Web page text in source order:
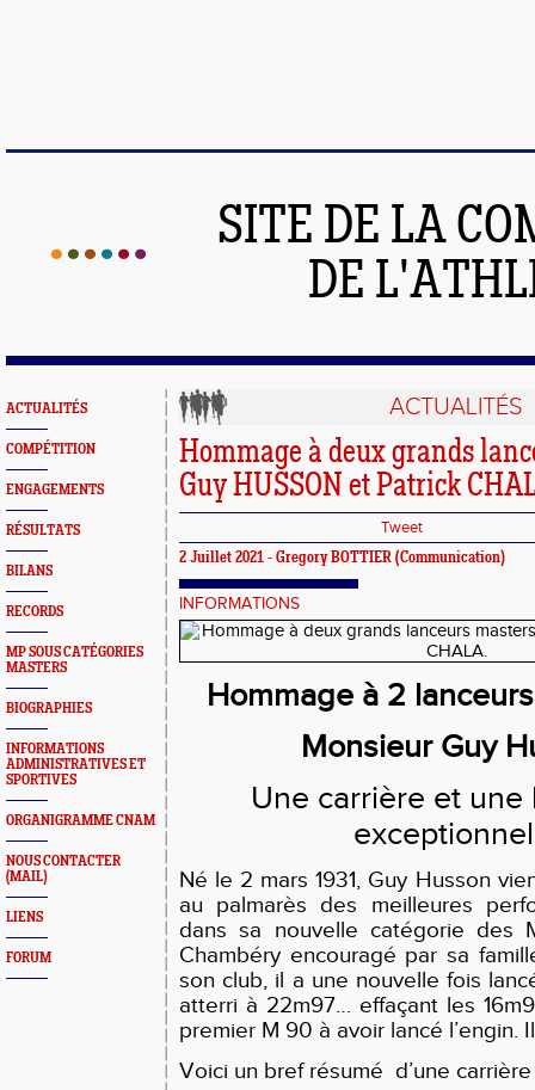
SITE DE LA
DE
ACTUALITÉS
COMPÉTITION
ENGAGEMENTS
RÉSULTATS
BILANS
RECORDS
MP SOUS CATÉGORIES
MASTERS
BIOGRAPHIES
INFORMATIONS
ADMINISTRATIVES ET
SPORTIVES
ORGANIGRAMME CNAM
NOUS CONTACTER
(MAIL)
LIENS
FORUM
ACTUALITÉS
Hommage à deux grands
Guy HUSSON et Patrick
Tweet
2 Juillet 2021 - Gregory BOTTIER (Communication)
INFORMATIONS
Hommage à 2
Monsieur Guy
Une carrière et
Né le 2 mars 1931, Guy Husson
au palmarès des meilleures
dans sa nouvelle catégorie
Chambéry encouragé par sa
son club, il a une nouvelle fois
atterri à 22m97… effaçant les
premier M 90 à avoir lancé l’engin.
Voici un bref résumé d’une